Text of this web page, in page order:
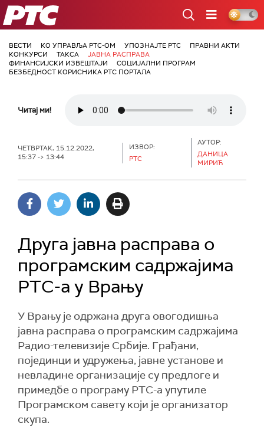
РТС
ВЕСТИ КО УПРАВЉА РТС-ОМ УПОЗНАЈТЕ РТС
ПРАВНИ АКТИ
КОНКУРСИ
ТАКСА
ЈАВНА РАСПРАВА
ФИНАНСИЈСКИ ИЗВЕШТАЈИ
СОЦИЈАЛНИ ПРОГРАМ
БЕЗБЕДНОСТ КОРИСНИКА РТС ПОРТАЛА
Читај ми!
ЧЕТВРТАК, 15.12.2022,
15:37 -> 13:44
ИЗВОР:
РТС
АУТОР:
ДАНИЦА
МИРИЋ
Друга јавна расправа о
програмским садржајима
РТС-а у Врању
У Врању је одржана друга овогодишња
јавна расправа о програмским садржајима
Радио-телевизије Србије. Грађани,
појединци и удружења, јавне установе и
невладине организације су предлоге и
примедбе о програму РТС-а упутиле
Програмском савету који је организатор
скупа.